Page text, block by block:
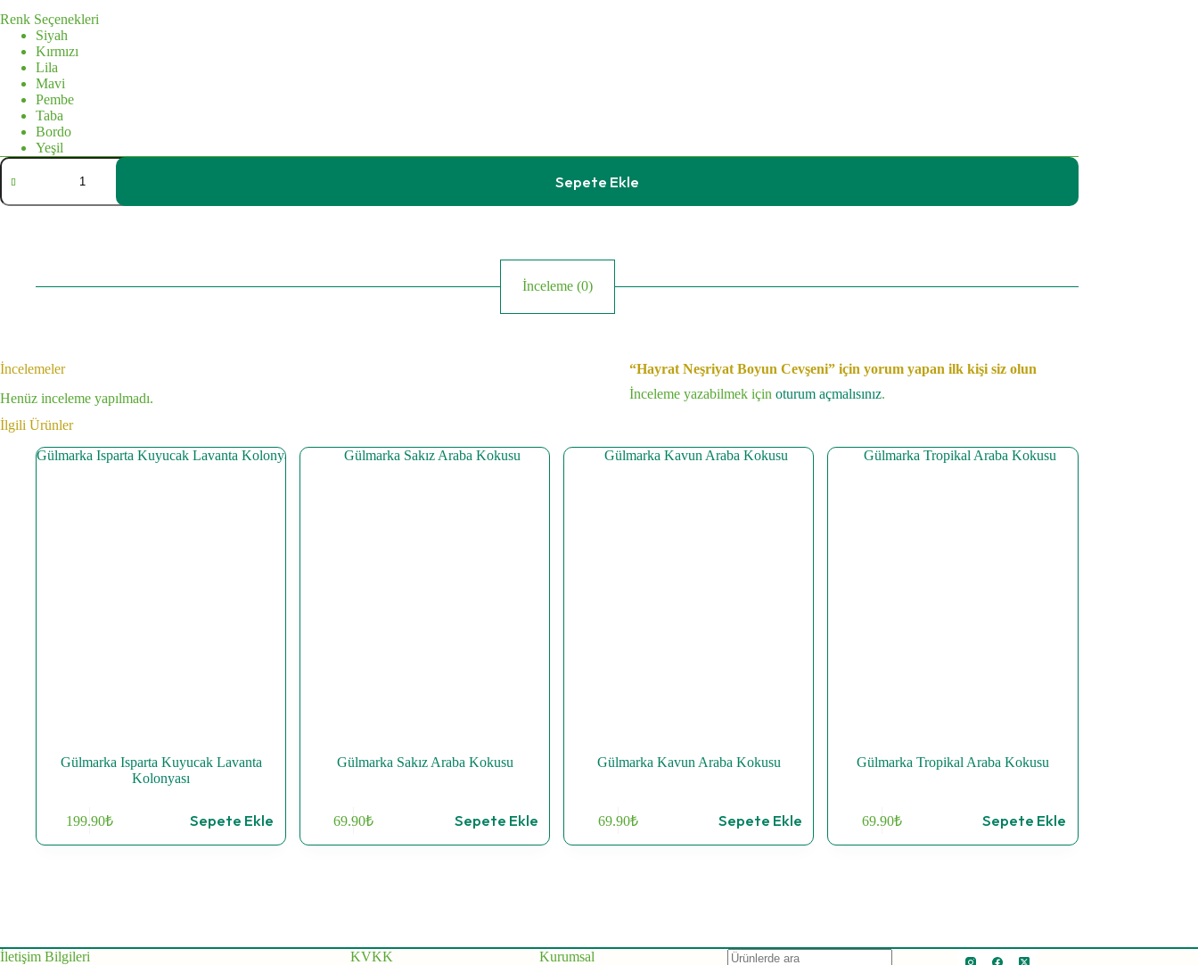
Renk Seçenekleri
Siyah
Kırmızı
Lila
Mavi
Pembe
Taba
Bordo
Yeşil
Hayrat
Neşriyat
Cevşeni
Sepete Ekle
İnceleme (0)
İncelemeler
Henüz inceleme yapılmadı.
“Hayrat Neşriyat Boyun Cevşeni” için yorum yapan ilk kişi siz olun
İnceleme yazabilmek için oturum açmalısınız.
İlgili Ürünler
Gülmarka Isparta Kuyucak Lavanta
Kolonyası
199.90₺ Sepete Ekle
Gülmarka Sakız Araba Kokusu
69.90₺ Sepete Ekle
Gülmarka Kavun Araba Kokusu
69.90₺ Sepete Ekle
Gülmarka Tropikal Araba Kokusu
69.90₺ Sepete Ekle
İletişim Bilgileri KVKK Kurumsal Aranan: